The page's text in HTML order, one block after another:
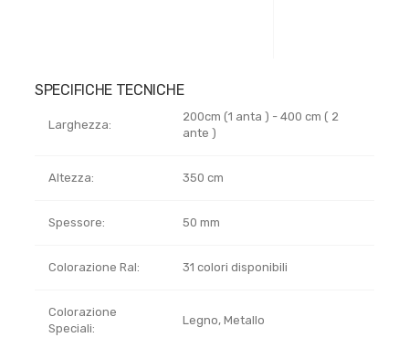
SPECIFICHE TECNICHE
Larghezza:
200cm (1 anta ) - 400 cm ( 2
ante )
Altezza: 350 cm
Spessore: 50 mm
Colorazione Ral: 31 colori disponibili
Colorazione
Speciali:
Legno, Metallo